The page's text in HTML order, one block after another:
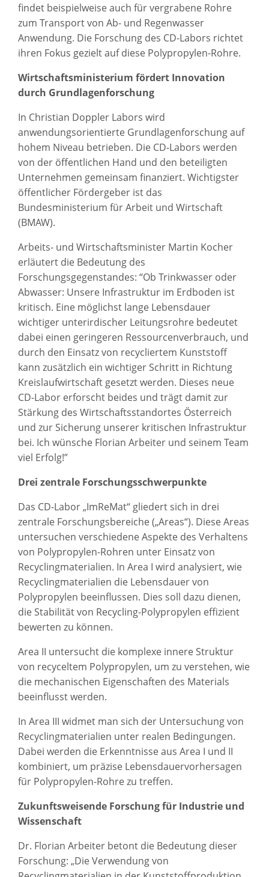
findet beispielweise auch für vergrabene Rohre
zum Transport von Ab- und Regenwasser
Anwendung. Die Forschung des CD-Labors richtet
ihren Fokus gezielt auf diese Polypropylen-Rohre.
Wirtschaftsministerium fördert Innovation
durch Grundlagenforschung
In Christian Doppler Labors wird
anwendungsorientierte Grundlagenforschung auf
hohem Niveau betrieben. Die CD-Labors werden
von der öffentlichen Hand und den beteiligten
Unternehmen gemeinsam finanziert. Wichtigster
öffentlicher Fördergeber ist das
Bundesministerium für Arbeit und Wirtschaft
(BMAW).
Arbeits- und Wirtschaftsminister Martin Kocher
erläutert die Bedeutung des
Forschungsgegenstandes: “Ob Trinkwasser oder
Abwasser: Unsere Infrastruktur im Erdboden ist
kritisch. Eine möglichst lange Lebensdauer
wichtiger unterirdischer Leitungsrohre bedeutet
dabei einen geringeren Ressourcenverbrauch, und
durch den Einsatz von recycliertem Kunststoff
kann zusätzlich ein wichtiger Schritt in Richtung
Kreislaufwirtschaft gesetzt werden. Dieses neue
CD-Labor erforscht beides und trägt damit zur
Stärkung des Wirtschaftsstandortes Österreich
und zur Sicherung unserer kritischen Infrastruktur
bei. Ich wünsche Florian Arbeiter und seinem Team
viel Erfolg!”
Drei zentrale Forschungsschwerpunkte
Das CD-Labor „ImReMat“ gliedert sich in drei
zentrale Forschungsbereiche („Areas“). Diese Areas
untersuchen verschiedene Aspekte des Verhaltens
von Polypropylen-Rohren unter Einsatz von
Recyclingmaterialien. In Area I wird analysiert, wie
Recyclingmaterialien die Lebensdauer von
Polypropylen beeinflussen. Dies soll dazu dienen,
die Stabilität von Recycling-Polypropylen effizient
bewerten zu können.
Area II untersucht die komplexe innere Struktur
von recyceltem Polypropylen, um zu verstehen, wie
die mechanischen Eigenschaften des Materials
beeinflusst werden.
In Area III widmet man sich der Untersuchung von
Recyclingmaterialien unter realen Bedingungen.
Dabei werden die Erkenntnisse aus Area I und II
kombiniert, um präzise Lebensdauervorhersagen
für Polypropylen-Rohre zu treffen.
Zukunftsweisende Forschung für Industrie und
Wissenschaft
Dr. Florian Arbeiter betont die Bedeutung dieser
Forschung: „Die Verwendung von